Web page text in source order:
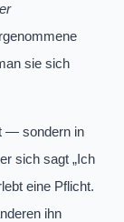
sie sich
— sondern in
sich sagt „Ich
eine Pflicht.
ihn